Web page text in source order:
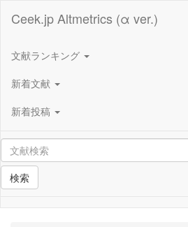
Ceek.jp Altmetrics (α ver.)
文献ランキング
新着文献
新着投稿
検索